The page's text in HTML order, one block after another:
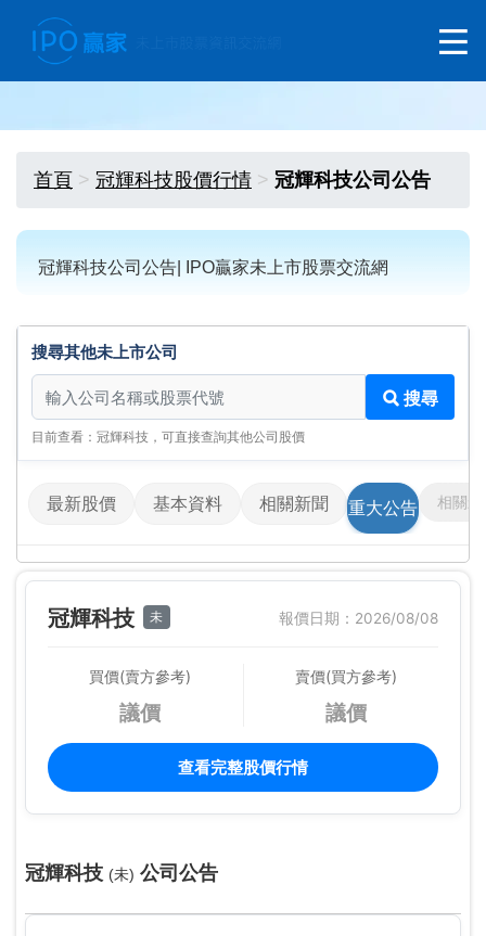
首頁 冠輝科技股價行情 冠輝科技公司公告
冠輝科技公司公告| IPO贏家未上市股票交流網
搜尋其他未上市公司
搜尋其他未上市公司
搜尋
目前查看：冠輝科技，可直接查詢其他公司股價
最新股價 基本資料 相關新聞 重大公告 相關影
冠輝科技 未 報價日期：2026/08/08
買價(賣方參考)
議價
賣價(買方參考)
議價
查看完整股價行情
冠輝科技 (未) 公司公告